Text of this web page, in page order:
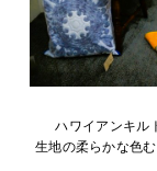
ハワイアンキル
生地の柔らかな色